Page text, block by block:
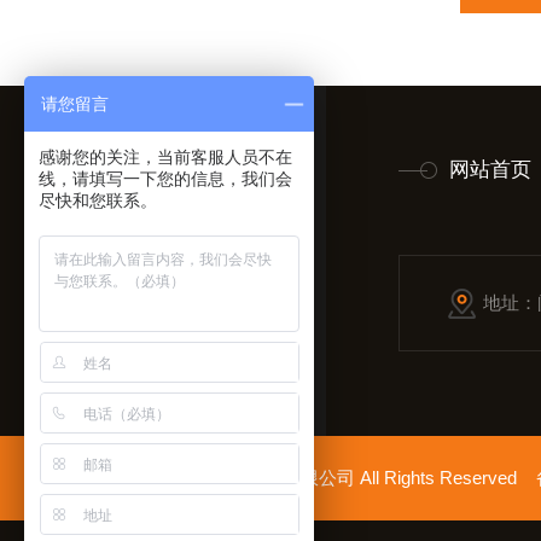
网站首页
地址
Copyright © 2026上海胜绪电气有限公司 All Rights Reserved
请您留言
感谢您的关注，当前客服人员不在
线，请填写一下您的信息，我们会
尽快和您联系。